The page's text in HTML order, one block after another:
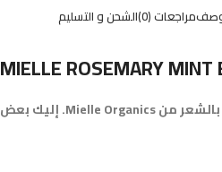
مراجعات (0) الشحن و التسليم
MIELLE ROSEMARY